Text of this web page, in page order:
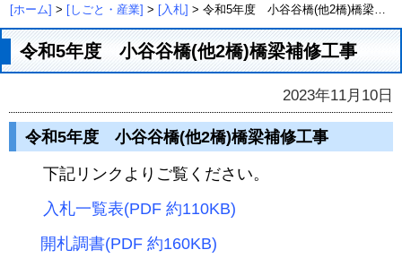
[ホーム] > [しごと・産業] > [入札] > 令和5年度 小谷谷橋(他2橋)橋梁補修工事
令和5年度 小谷谷橋(他2橋)橋梁補修工事
2023年11月10日
令和5年度 小谷谷橋(他2橋)橋梁補修工事
下記リンクよりご覧ください。
入札一覧表(PDF 約110KB)
開札調書(PDF 約160KB)